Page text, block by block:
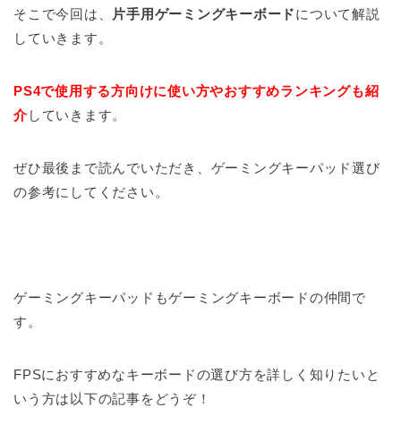
そこで今回は、 片手用ゲーミングキーボードについて解説
していきます。
PS4で使用する方向けに使い方やおすすめランキングも紹
介していきます。
ぜひ最後まで読んでいただき、ゲーミングキーパッド選び
の参考にしてください。
ゲーミングキーパッドもゲーミングキーボードの仲間で
す。
FPSにおすすめなキーボードの選び方を詳しく知りたいと
いう方は以下の記事をどうぞ！